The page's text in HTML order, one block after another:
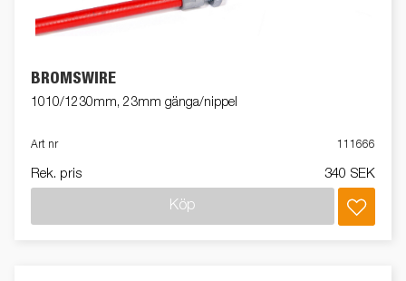
BROMSWIRE
1010/1230mm, 23mm gänga/nippel
Art nr 111666
Rek. pris 340 SEK
Köp